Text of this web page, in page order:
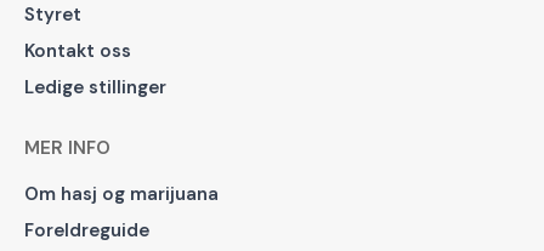
Styret
Kontakt oss
Ledige stillinger
MER INFO
Om hasj og marijuana
Foreldreguide